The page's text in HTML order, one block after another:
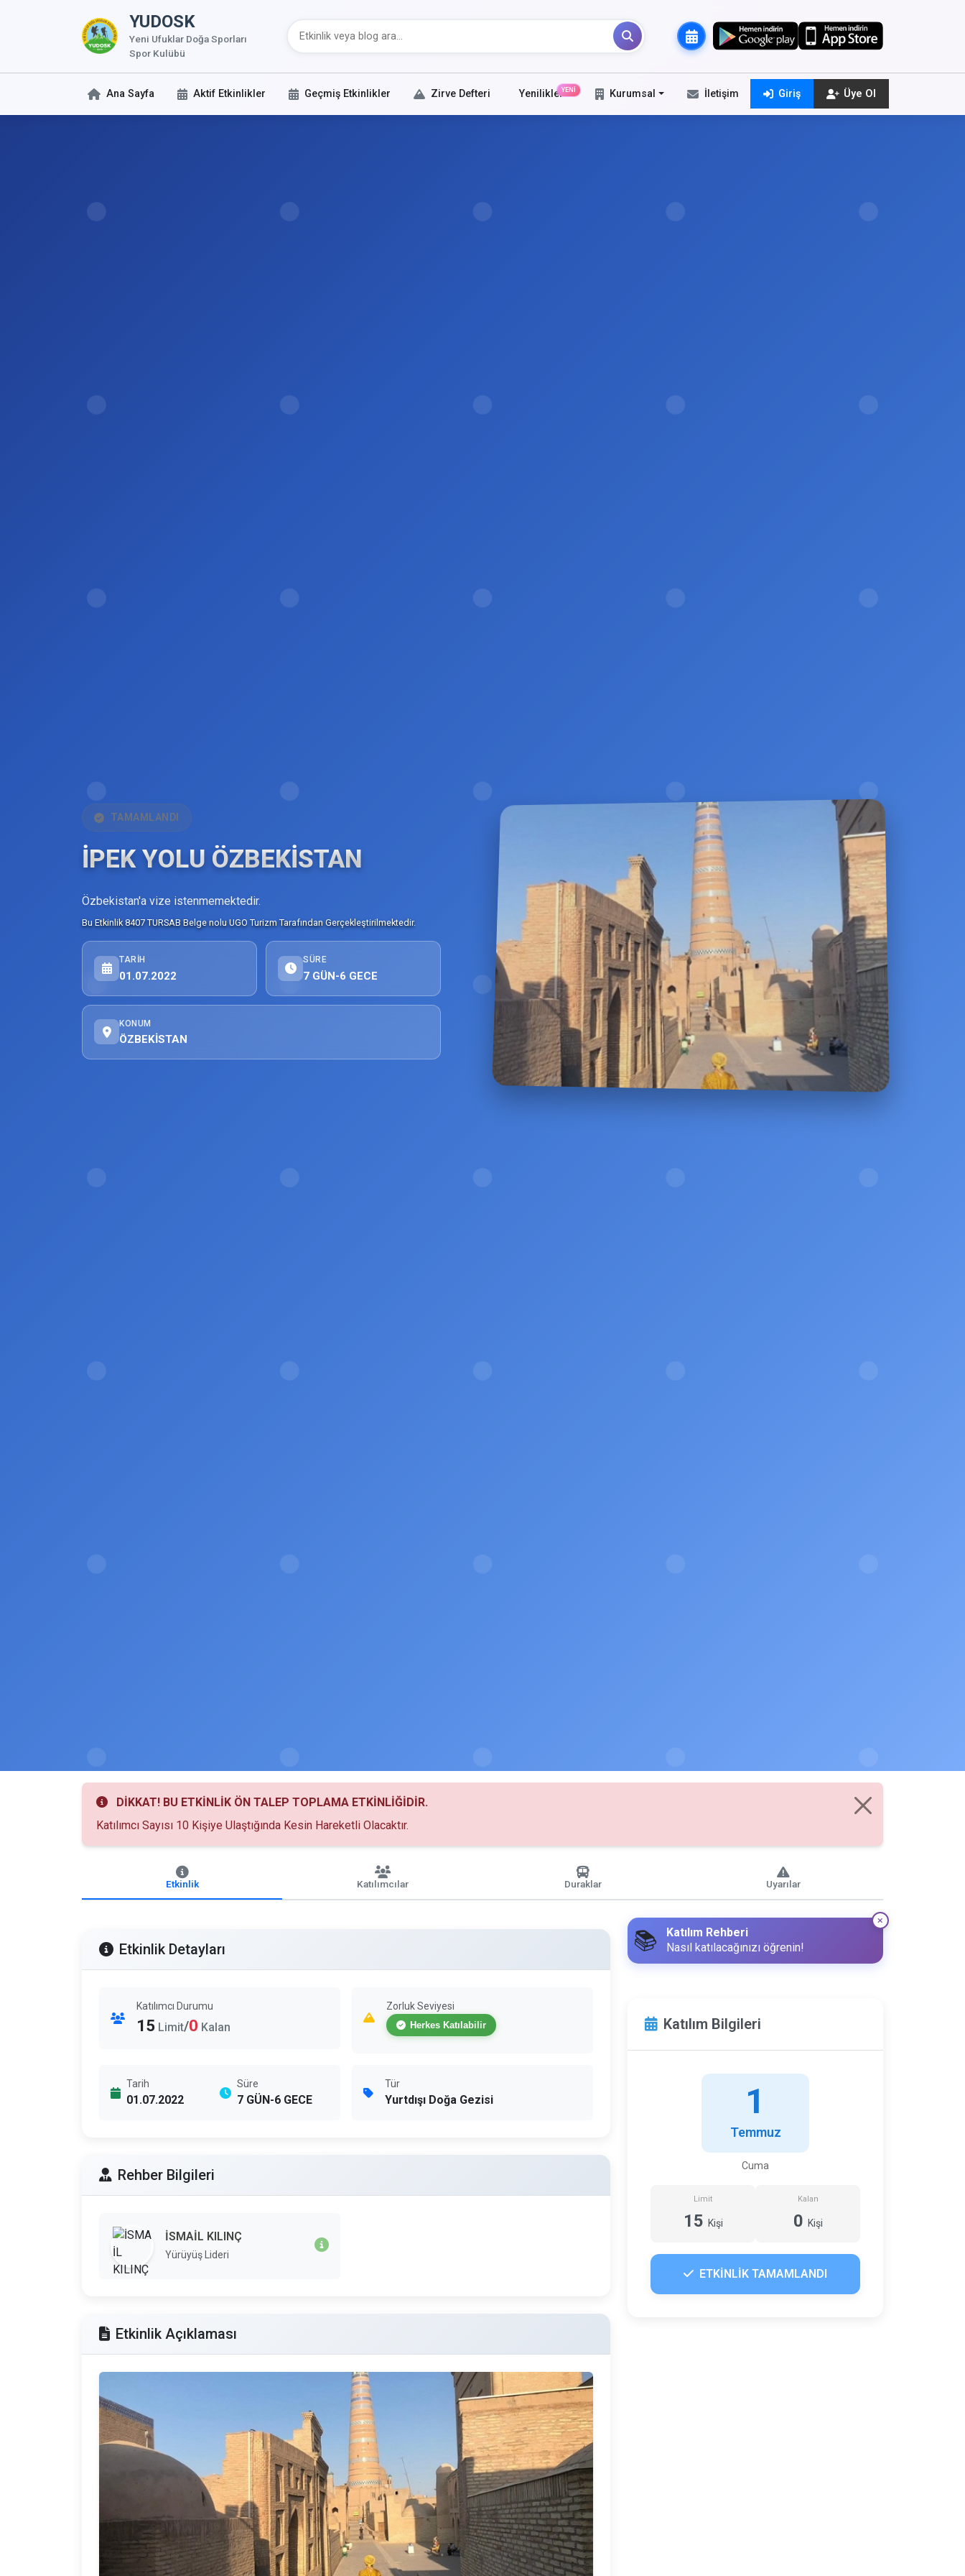
YUDOSK
Yeni Ufuklar Doğa Sporları
Spor Kulübü
Ana Sayfa Aktif Etkinlikler Geçmiş Etkinlikler Zirve Defteri YeniliklerYENİ Kurumsal İletişim Giriş Üye Ol
TAMAMLANDI
İPEK YOLU ÖZBEKİSTAN
Özbekistan'a vize istenmemektedir.
Bu Etkinlik 8407 TURSAB Belge nolu UGO Turizm Tarafından Gerçekleştirilmektedir.
TARIH
01.07.2022
SÜRE
7 GÜN-6 GECE
KONUM
ÖZBEKİSTAN
DİKKAT! BU ETKİNLİK ÖN TALEP TOPLAMA ETKİNLİĞİDİR.
Katılımcı Sayısı 10 Kişiye Ulaştığında Kesin Hareketli Olacaktır.
Etkinlik Katılımcılar Duraklar Uyarılar
Etkinlik Detayları
Katılımcı Durumu
15 Limit/0 Kalan
Zorluk Seviyesi
Herkes Katılabilir
Tarih
01.07.2022
Süre
7 GÜN-6 GECE
Tür
Yurtdışı Doğa Gezisi
Rehber Bilgileri
İSMAİL KILINÇ
Yürüyüş Lideri
Etkinlik Açıklaması
📚
Katılım Rehberi
Nasıl katılacağınızı öğrenin!
Katılım Bilgileri
1
Temmuz
Cuma
Limit
15 Kişi
Kalan
0 Kişi
ETKİNLİK TAMAMLANDI